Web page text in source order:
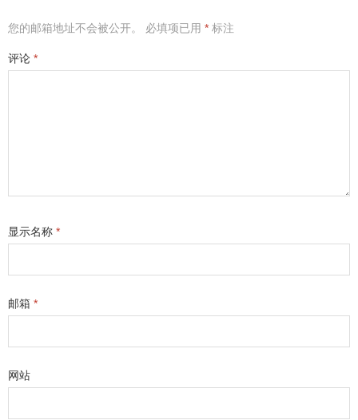
您的邮箱地址不会被公开。 必填项已用 * 标注
评论 *
显示名称 *
邮箱 *
网站